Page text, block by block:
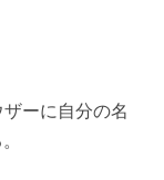
ーに自分の名